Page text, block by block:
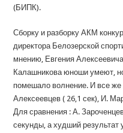
(БИПК).
Сборку и разборку АКМ
директора Белозерской
мнению, Евгения
Калашникова юноши умеют,
помешало волнение. И все
Алексеевцев ( 26,1 сек), И.
Для сравнения : А.
секунды, а худший результат